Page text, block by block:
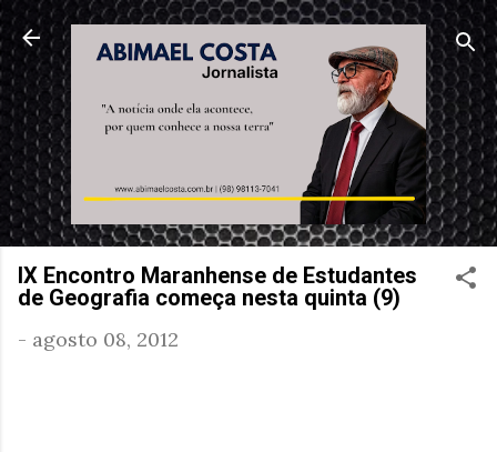
Pular para o conteúdo principal
IX Encontro Maranhense de Estudantes
de Geografia começa nesta quinta (9)
- agosto 08, 2012